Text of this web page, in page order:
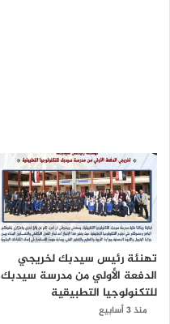
تهنئة رئيس سيدبك لخريجي
الدفعة الأولي من مدرسة سيدبك
للتكنولوجيا التطبيقية
منذ 3 أسابيع